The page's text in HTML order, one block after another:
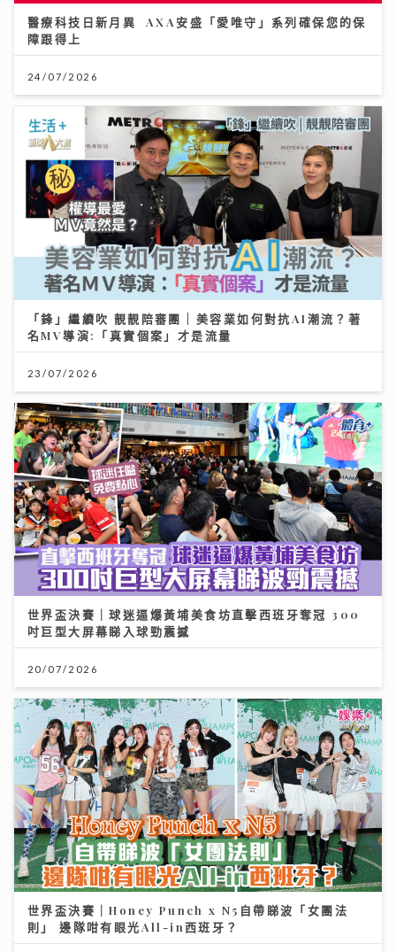
醫療科技日新月異 AXA安盛「愛唯守」系列確保您的保
障跟得上
24/07/2026
「鋒」繼續吹 靚靚陪審團 | 美容業如何對抗AI潮流？著
名MV導演:「真實個案」才是流量
23/07/2026
世界盃決賽｜球迷逼爆黃埔美食坊直擊西班牙奪冠 300
吋巨型大屏幕睇入球勁震撼
20/07/2026
世界盃決賽｜Honey Punch x N5自帶睇波「女團法
則」 邊隊咁有眼光All-in西班牙？